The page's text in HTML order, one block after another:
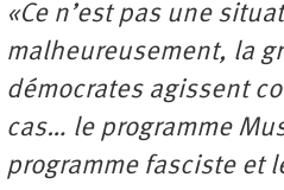
«Ce n’est pas une
malheureusement, la
démocrates agissent
cas… le programme
programme fasciste et